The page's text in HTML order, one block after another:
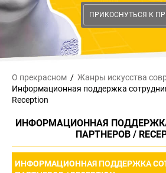
ПРИКОСНУТЬСЯ К
О прекрасном Жанры искусства
Информационная поддержка
Reception
ИНФОРМАЦИОННАЯ
ПАРТНЕРОВ /
ИНФОРМАЦИОННАЯ ПОДДЕРЖКА